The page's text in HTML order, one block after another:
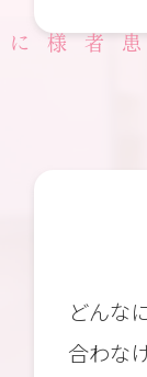
どんな
合わな